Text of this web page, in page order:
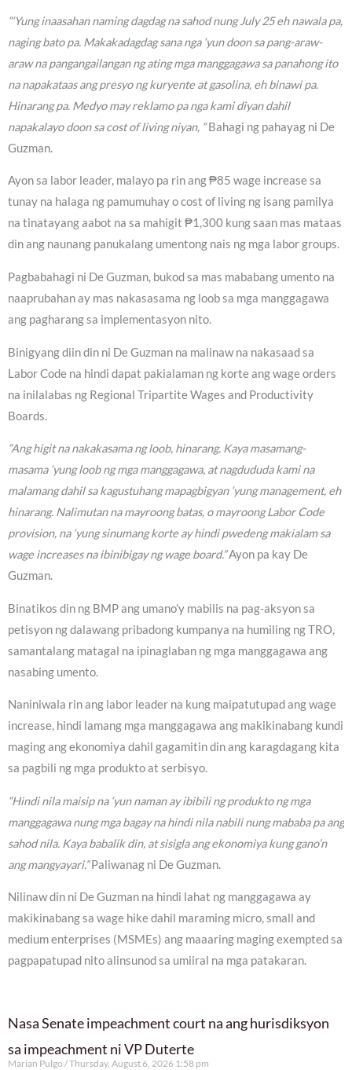
“‘Yung inaasahan naming dagdag na sahod nung July 25 eh nawala pa,
naging bato pa. Makakadagdag sana nga ‘yun doon sa pang-araw-
araw na pangangailangan ng ating mga manggagawa sa panahong ito
na napakataas ang presyo ng kuryente at gasolina, eh binawi pa.
Hinarang pa. Medyo may reklamo pa nga kami diyan dahil
napakalayo doon sa cost of living niyan, “Bahagi ng pahayag ni De
Guzman.
Ayon sa labor leader, malayo pa rin ang ₱85 wage increase sa
tunay na halaga ng pamumuhay o cost of living ng isang pamilya
na tinatayang aabot na sa mahigit ₱1,300 kung saan mas mataas
din ang naunang panukalang umentong nais ng mga labor groups.
Pagbabahagi ni De Guzman, bukod sa mas mababang umento na
naaprubahan ay mas nakasasama ng loob sa mga manggagawa
ang pagharang sa implementasyon nito.
Binigyang diin din ni De Guzman na malinaw na nakasaad sa
Labor Code na hindi dapat pakialaman ng korte ang wage orders
na inilalabas ng Regional Tripartite Wages and Productivity
Boards.
“Ang higit na nakakasama ng loob, hinarang. Kaya masamang-
masama ‘yung loob ng mga manggagawa, at nagdududa kami na
malamang dahil sa kagustuhang mapagbigyan ‘yung management, eh
hinarang. Nalimutan na mayroong batas, o mayroong Labor Code
provision, na ‘yung sinumang korte ay hindi pwedeng makialam sa
wage increases na ibinibigay ng wage board.”Ayon pa kay De
Guzman.
Binatikos din ng BMP ang umano’y mabilis na pag-aksyon sa
petisyon ng dalawang pribadong kumpanya na humiling ng TRO,
samantalang matagal na ipinaglaban ng mga manggagawa ang
nasabing umento.
Naniniwala rin ang labor leader na kung maipatutupad ang wage
increase, hindi lamang mga manggagawa ang makikinabang kundi
maging ang ekonomiya dahil gagamitin din ang karagdagang kita
sa pagbili ng mga produkto at serbisyo.
“Hindi nila maisip na ‘yun naman ay ibibili ng produkto ng mga
manggagawa nung mga bagay na hindi nila nabili nung mababa pa ang
sahod nila. Kaya babalik din, at sisigla ang ekonomiya kung gano’n
ang mangyayari.”Paliwanag ni De Guzman.
Nilinaw din ni De Guzman na hindi lahat ng manggagawa ay
makikinabang sa wage hike dahil maraming micro, small and
medium enterprises (MSMEs) ang maaaring maging exempted sa
pagpapatupad nito alinsunod sa umiiral na mga patakaran.
Nasa Senate impeachment court na ang hurisdiksyon
sa impeachment ni VP Duterte
Marian Pulgo Thursday, August 6, 2026 1:58 pm